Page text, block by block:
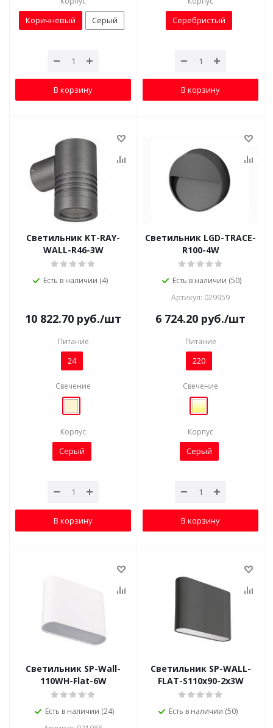
Коричневый Серый
В корзину
Серебристый
В корзину
Светильник KT-RAY-
WALL-R46-3W
Есть в наличии (4)
10 822.70 руб./шт
Питание
24
Свечение
Корпус
Серый
В корзину
Светильник LGD-TRACE-
R100-4W
Есть в наличии (50)
Артикул: 029959
6 724.20 руб./шт
Питание
220
Свечение
Корпус
Серый
В корзину
Светильник SP-Wall-
110WH-Flat-6W
Есть в наличии (24)
Светильник SP-WALL-
FLAT-S110x90-2x3W
Есть в наличии (50)